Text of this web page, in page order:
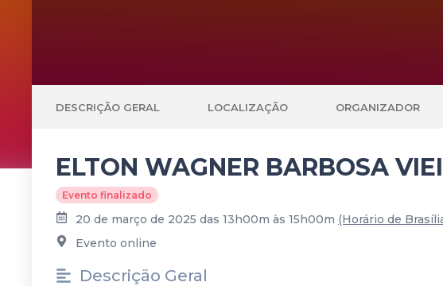
DESCRIÇÃO GERAL LOCALIZAÇÃO ORGANIZADOR
ELTON WAGNER BARBOSA
Evento finalizado
20 de março de 2025 das 13h00m às 15h00m (Horário de
Evento online
Descrição Geral